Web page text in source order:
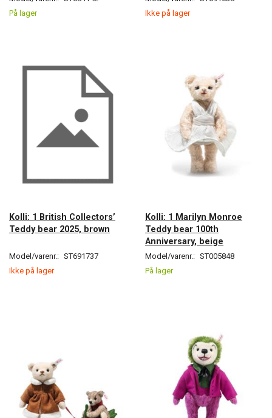
På lager
Ikke på lager
Kolli: 1 British Collectors’
Teddy bear 2025, brown
Model/varenr.: ST691737
Ikke på lager
Kolli: 1 Marilyn Monroe
Teddy bear 100th
Anniversary, beige
Model/varenr.: ST005848
På lager